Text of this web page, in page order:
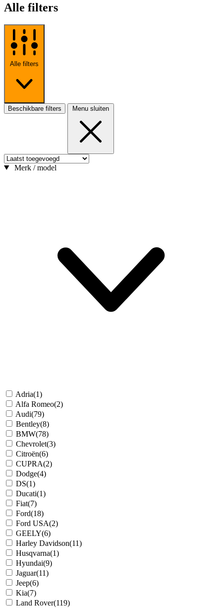
Alle filters
Alle filters
Beschikbare filters Menu sluiten
Merk / model
Adria(1)
Alfa Romeo(2)
Audi(79)
Bentley(8)
BMW(78)
Chevrolet(3)
Citroën(6)
CUPRA(2)
Dodge(4)
DS(1)
Ducati(1)
Fiat(7)
Ford(18)
Ford USA(2)
GEELY(6)
Harley Davidson(11)
Husqvarna(1)
Hyundai(9)
Jaguar(11)
Jeep(6)
Kia(7)
Land Rover(119)